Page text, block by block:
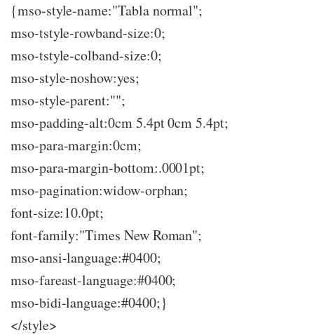
{mso-style-name:"Tabla normal";
mso-tstyle-rowband-size:0;
mso-tstyle-colband-size:0;
mso-style-noshow:yes;
mso-style-parent:"";
mso-padding-alt:0cm 5.4pt 0cm 5.4pt;
mso-para-margin:0cm;
mso-para-margin-bottom:.0001pt;
mso-pagination:widow-orphan;
font-size:10.0pt;
font-family:"Times New Roman";
mso-ansi-language:#0400;
mso-fareast-language:#0400;
mso-bidi-language:#0400;}
</style>